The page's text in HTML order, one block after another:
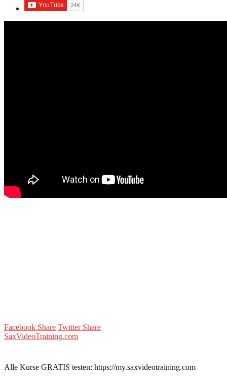
Facebook Share Twitter Share
SaxVideoTraining.com
Alle Kurse GRATIS testen: https://my.saxvideotraining.com